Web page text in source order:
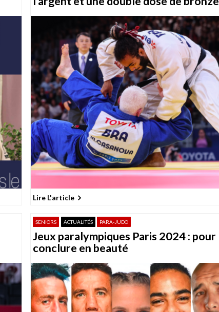
Lire L'article
SENIORS ACTUALITÉS PARA-JUDO
Jeux paralympiques Paris 2024 : pour
conclure en beauté